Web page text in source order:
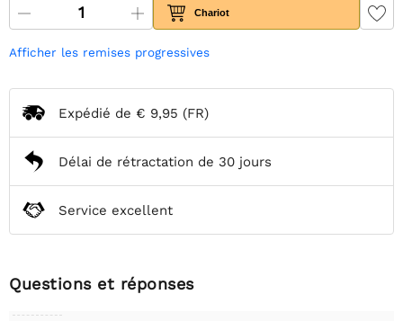
Chariot
Afficher les remises progressives
Expédié de € 9,95 (FR)
Délai de rétractation de 30 jours
Service excellent
Questions et réponses